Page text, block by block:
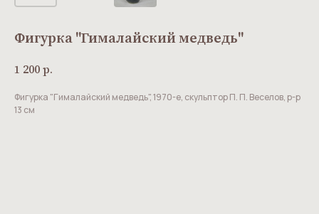
Фигурка "Гималайский медведь"
1 200р.
Фигурка "Гималайский медведь", 1970-е, скульптор П. П. Веселов, р-р
13 см